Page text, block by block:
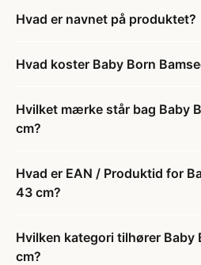
Hvad er navnet på produktet?
Hvad koster Baby Born
Hvilket mærke står bag Baby
cm?
Hvad er EAN / Produktid for
43 cm?
Hvilken kategori tilhører Baby
cm?